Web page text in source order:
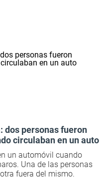
dos personas fueron
circulaban en un auto
un automóvil cuando
Una de las personas
fuera del mismo.